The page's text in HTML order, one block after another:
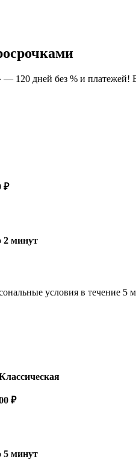
120 дней без % и платежей!
₽
2 минут
условия в течение 5
₽
5 минут